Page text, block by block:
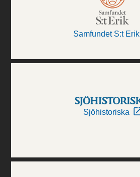
Samfundet S:t Erik
Sjöhistoriska